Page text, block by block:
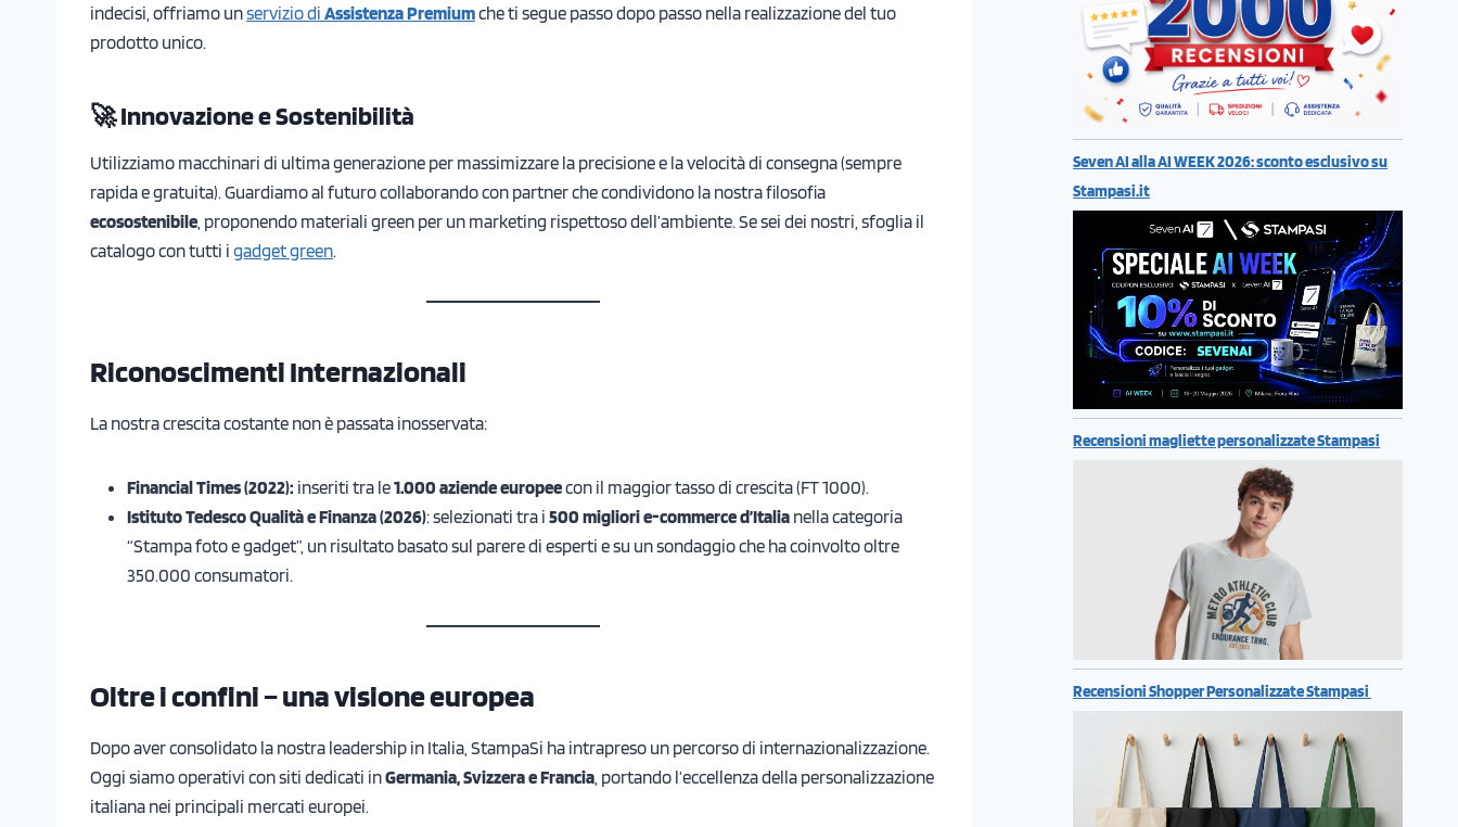
indecisi, offriamo unservizio di Assistenza Premiumche ti segue passo dopo passo nella realizzazione del tuo
prodotto unico.
🚀 Innovazione e Sostenibilità
Utilizziamo macchinari di ultima generazione per massimizzare la precisione e la velocità di consegna (sempre
rapida e gratuita). Guardiamo al futuro collaborando con partner che condividono la nostra filosofia
ecosostenibile , proponendo materiali green per un marketing rispettoso dell’ambiente. Se sei dei nostri, sfoglia il
catalogo con tutti i gadget green.
Riconoscimenti Internazionali
La nostra crescita costante non è passata inosservata:
Financial Times (2022): inseriti tra le1.000 aziende europeecon il maggior tasso di crescita (FT 1000).
Istituto Tedesco Qualità e Finanza (2026): selezionati tra i 500 migliori e-commerce d’Italia nella categoria
“Stampa foto e gadget”, un risultato basato sul parere di esperti e su un sondaggio che ha coinvolto oltre
350.000 consumatori.
Oltre i confini – una visione europea
Dopo aver consolidato la nostra leadership in Italia, StampaSi ha intrapreso un percorso di internazionalizzazione.
Oggi siamo operativi con siti dedicati inGermania, Svizzera e Francia , portando l’eccellenza della personalizzazione
italiana nei principali mercati europei.
Seven AI alla AI WEEK 2026: sconto esclusivo su
Stampasi.it
Recensioni magliette personalizzate Stampasi
Recensioni Shopper Personalizzate Stampasi